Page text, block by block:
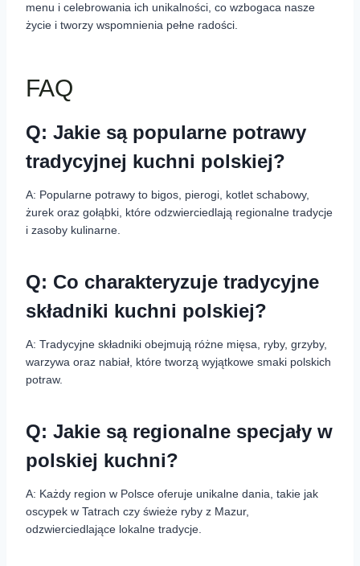
menu i celebrowania ich unikalności, co wzbogaca nasze
życie i tworzy wspomnienia pełne radości.
FAQ
Q: Jakie są popularne potrawy
tradycyjnej kuchni polskiej?
A: Popularne potrawy to bigos, pierogi, kotlet schabowy,
żurek oraz gołąbki, które odzwierciedlają regionalne tradycje
i zasoby kulinarne.
Q: Co charakteryzuje tradycyjne
składniki kuchni polskiej?
A: Tradycyjne składniki obejmują różne mięsa, ryby, grzyby,
warzywa oraz nabiał, które tworzą wyjątkowe smaki polskich
potraw.
Q: Jakie są regionalne specjały w
polskiej kuchni?
A: Każdy region w Polsce oferuje unikalne dania, takie jak
oscypek w Tatrach czy świeże ryby z Mazur,
odzwierciedlające lokalne tradycje.